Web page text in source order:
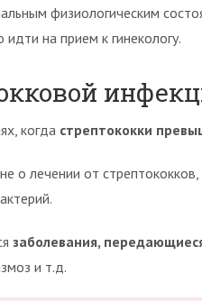
физиологическим
на прием к гинекологу.
когда стрептококки
о лечении от
заболевания,
и т.д.